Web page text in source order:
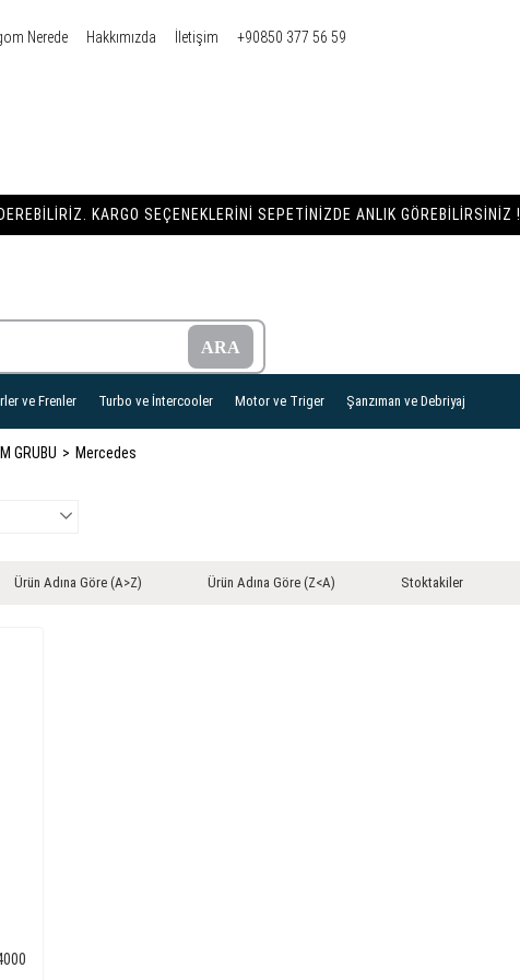
Nerede Hakkımızda İletişim +90850 377 56 59
KARGO SEÇENEKLERINI SEPETINIZDE ANLIK GÖREBILIRSINIZ !
ve Frenler Turbo ve İntercooler Motor ve Triger Şanzıman ve Debriyaj
GRUBU Mercedes
Ürün Adına Göre (A>Z) Ürün Adına Göre (Z<A) Stoktakiler